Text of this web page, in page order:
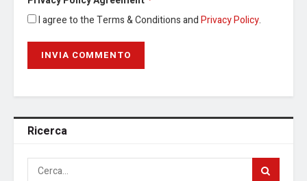
I agree to the Terms & Conditions andPrivacy Policy.
Ricerca